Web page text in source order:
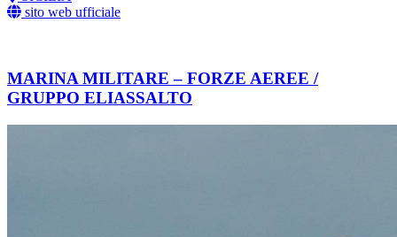
sito web ufficiale
MARINA MILITARE – FORZE AEREE /
GRUPPO ELIASSALTO